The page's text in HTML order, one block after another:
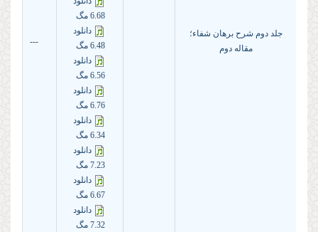
جلد دوم شرح برهان شفاء؛
مقاله دوم
6.68 مگ
دانلود
6.48 مگ
دانلود
6.56 مگ
دانلود
6.76 مگ
دانلود
6.34 مگ
دانلود
7.23 مگ
دانلود
6.67 مگ
دانلود
7.32 مگ
---